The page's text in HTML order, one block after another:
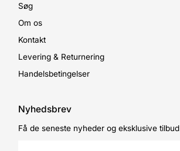
Søg
Om os
Kontakt
Levering & Returnering
Handelsbetingelser
Nyhedsbrev
Få de seneste nyheder og eksklusive tilbud